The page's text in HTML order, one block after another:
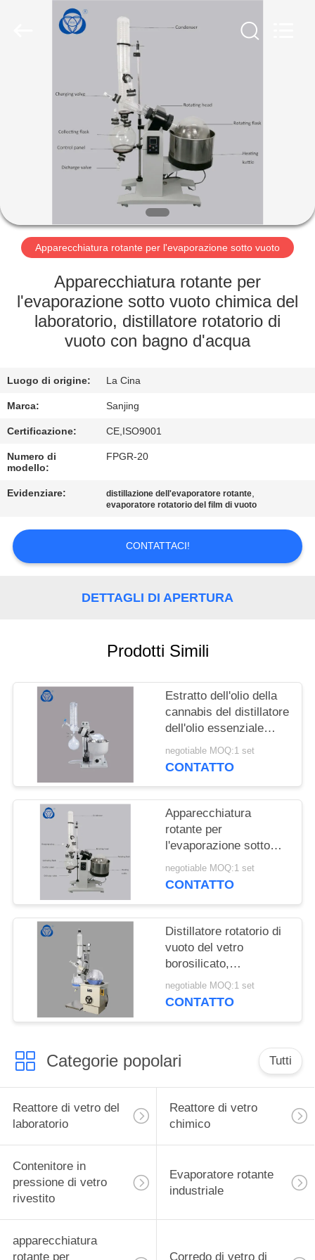
CIRCA
GIRO
DELLA
FABBRICA
CONTROLLO
CONTATTICI
NOTIZIE
RICHIEDA
CITAZIONE
POLITICA
SULLA
PRIVACY
Apparecchiatura rotante per l'evaporazione sotto vuoto
Apparecchiatura rotante per
l'evaporazione sotto vuoto chimica del
laboratorio, distillatore rotatorio di
vuoto con bagno d'acqua
Luogo di origine: La Cina
Marca: Sanjing
Certificazione: CE,ISO9001
Numero di
modello:
FPGR-20
Evidenziare: distillazione dell'evaporatore rotante,
evaporatore rotatorio del film di vuoto
CONTATTACI!
DETTAGLI DI APERTURA
Prodotti Simili
Estratto dell'olio della
cannabis del distillatore
dell'olio essenziale
dell'evaporatore rotante
di distillazione sotto
negotiable MOQ:1 set
CONTATTO
Apparecchiatura
rotante per
l'evaporazione sotto
vuoto chimica del
laboratorio, distillatore
negotiable MOQ:1 set
CONTATTO
Distillatore rotatorio di
vuoto del vetro
borosilicato,
evaporatore rotante 20l
protetto contro le
negotiable MOQ:1 set
CONTATTO
Categorie popolari Tutti
Reattore di vetro del
laboratorio
Reattore di vetro
chimico
Contenitore in
pressione di vetro
rivestito
Evaporatore rotante
industriale
apparecchiatura
rotante per
Corredo di vetro di